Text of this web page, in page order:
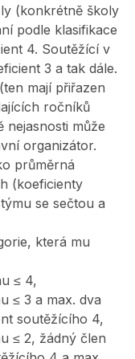
(konkrétně školy
podle klasifikace
4. Soutěžící v
3 a tak dále.
mají přiřazen
ročníků
nejasnosti může
organizátor.
průměrná
(koeficienty
se sečtou a
která mu
≤ 4,
≤ 3 a max. dva
soutěžícího 4,
≤ 2, žádný člen